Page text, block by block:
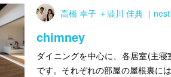
高橋 幸子 ＋澁川 佳典 ｜nest
chimney
ダイニングを中心に、各居室(主
です。それぞれの部屋の屋根裏に